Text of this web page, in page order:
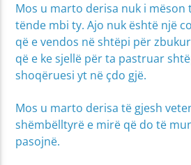
Mos u marto derisa nuk i mëson
tënde mbi ty. Ajo nuk është një
që e vendos në shtëpi për
që e ke sjellë për ta pastruar
shoqëruesi yt në çdo gjë.
Mos u marto derisa të gjesh
shëmbëlltyrë e mirë që do të
pasojnë.